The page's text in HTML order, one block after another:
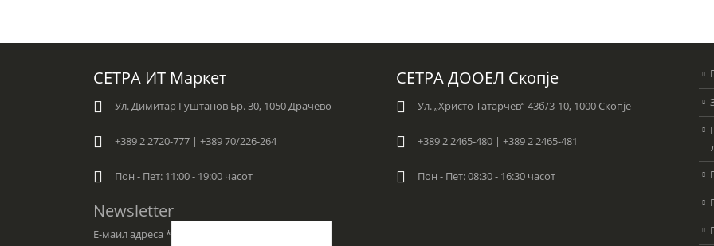
СЕТРА ИТ Маркет
Ул. Димитар Гуштанов Бр. 30, 1050 Драчево
+389 2 2720-777 | +389 70/226-264
Пон - Пет: 11:00 - 19:00 часот
Newsletter
Е-маил адреса *
СЕТРА ДООЕЛ Скопје
Ул. „Христо Татарчев“ 43б/3-10, 1000 Скопје
+389 2 2465-480 | +389 2 2465-481
Пон - Пет: 08:30 - 16:30 часот